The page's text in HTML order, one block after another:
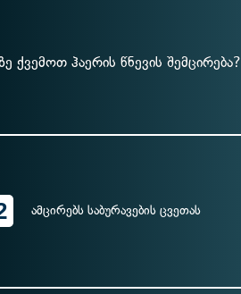
ქვემოთ ჰაერის წნევის შემცირება?
ამცირებს საბურავების ცვეთას